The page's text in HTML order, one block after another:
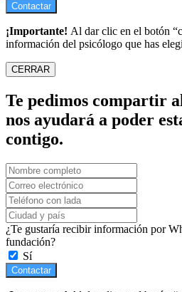
Contactar
¡Importante! Al dar clic en el botón
información del psicólogo que has
CERRAR
Te pedimos compartir
nos ayudará a poder
contigo.
¿Te gustaría recibir información por
fundación?
Sí
Contactar